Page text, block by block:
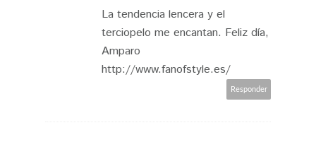
La tendencia lencera y el
terciopelo me encantan. Feliz día,
Amparo
http://www.fanofstyle.es/
Responder